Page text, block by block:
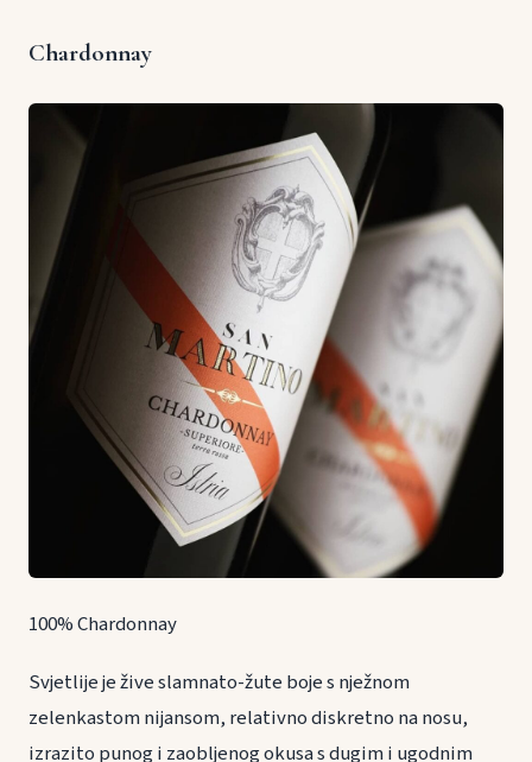
Chardonnay
100% Chardonnay
Svjetlije je žive slamnato-žute boje s nježnom
zelenkastom nijansom, relativno diskretno na nosu,
izrazito punog i zaobljenog okusa s dugim i ugodnim